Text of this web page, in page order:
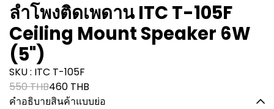
ลำโพงติดเพดาน ITC T-105F
Ceiling Mount Speaker 6W
(5")
SKU : ITC T-105F
550 THB460 THB
คำอธิบายสินค้าแบบย่อ